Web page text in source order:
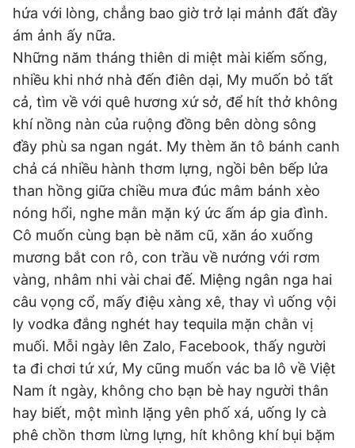
Đọc Thanh Niên trên điện thoại
Theo dõi báo trên
Hotline
0906 645 777
Liên hệ quảng cáo
Quảng cáo Tòa soạn Chính sách bảo
Tổng biên tập: Nguyễn Ngọc Toàn
Phó tổng biên tập thường trực: Hải Thành
Phó tổng biên tập: Lâm Hiếu Dũng
Phó tổng biên tập: Trần Việt Hưng
Tổng thư ký tòa soạn: Đức Trung
Giấy phép xuất bản số 110/GP - BTTTT cấp ngày 24.3.2020
© 2003-2026 Bản quyền thuộc về Báo Thanh Niên. Cấm sao
chép dưới mọi hình thức nếu không có sự chấp thuận bằng văn
bản. Phát triển bởi ePi Technologies, JSC.
hứa với lòng, chẳng bao giờ trở lại mảnh đất đầy
ám ảnh ấy nữa.
Những năm tháng thiên di miệt mài kiếm sống,
nhiều khi nhớ nhà đến điên dại, My muốn bỏ tất
cả, tìm về với quê hương xứ sở, để hít thở không
khí nồng nàn của ruộng đồng bên dòng sông
đầy phù sa ngan ngát. My thèm ăn tô bánh canh
chả cá nhiều hành thơm lựng, ngồi bên bếp lửa
than hồng giữa chiều mưa đúc mâm bánh xèo
nóng hổi, nghe mằn mặn ký ức ấm áp gia đình.
Cô muốn cùng bạn bè năm cũ, xăn áo xuống
mương bắt con rô, con trầu về nướng với rơm
vàng, nhâm nhi vài chai đế. Miệng ngân nga hai
câu vọng cổ, mấy điệu xàng xê, thay vì uống vội
ly vodka đắng nghét hay tequila mặn chằn vị
muối. Mỗi ngày lên Zalo, Facebook, thấy người
ta đi chơi tứ xứ, My cũng muốn vác ba lô về Việt
Nam ít ngày, không cho bạn bè hay người thân
hay biết, một mình lặng yên phố xá, uống ly cà
phê chồn thơm lừng lựng, hít không khí bụi bặm